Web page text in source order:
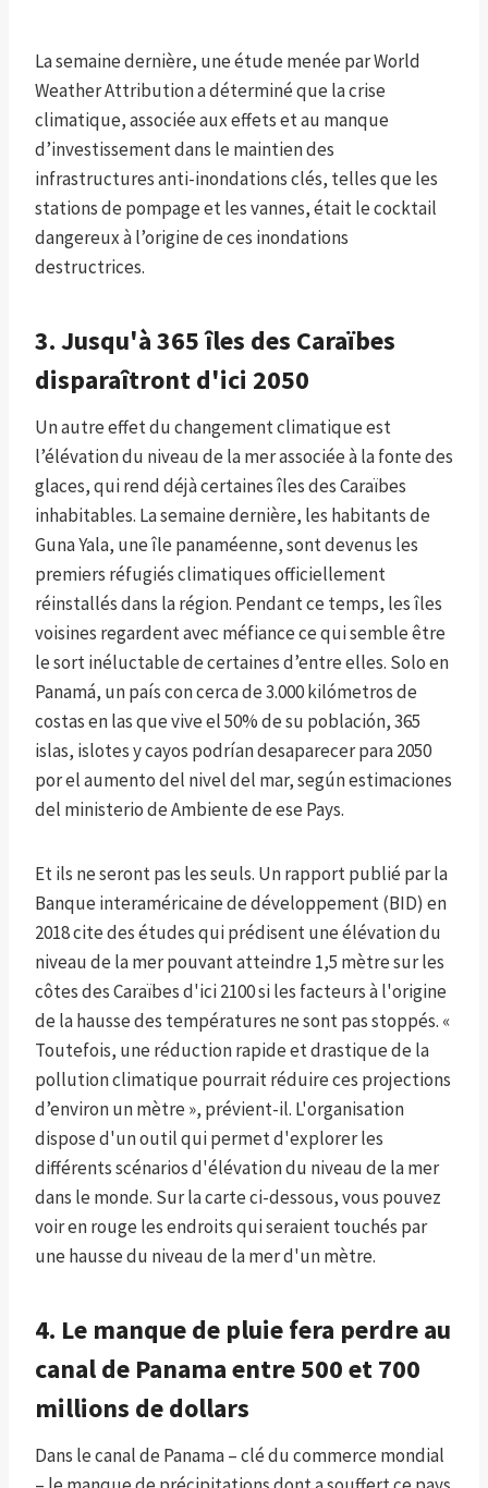
La semaine dernière, une étude menée par World
Weather Attribution a déterminé que la crise
climatique, associée aux effets et au manque
d’investissement dans le maintien des
infrastructures anti-inondations clés, telles que les
stations de pompage et les vannes, était le cocktail
dangereux à l’origine de ces inondations
destructrices.
3. Jusqu'à 365 îles des Caraïbes
disparaîtront d'ici 2050
Un autre effet du changement climatique est
l’élévation du niveau de la mer associée à la fonte des
glaces, qui rend déjà certaines îles des Caraïbes
inhabitables. La semaine dernière, les habitants de
Guna Yala, une île panaméenne, sont devenus les
premiers réfugiés climatiques officiellement
réinstallés dans la région. Pendant ce temps, les îles
voisines regardent avec méfiance ce qui semble être
le sort inéluctable de certaines d’entre elles. Solo en
Panamá, un país con cerca de 3.000 kilómetros de
costas en las que vive el 50% de su población, 365
islas, islotes y cayos podrían desaparecer para 2050
por el aumento del nivel del mar, según estimaciones
del ministerio de Ambiente de ese Pays.
Et ils ne seront pas les seuls. Un rapport publié par la
Banque interaméricaine de développement (BID) en
2018 cite des études qui prédisent une élévation du
niveau de la mer pouvant atteindre 1,5 mètre sur les
côtes des Caraïbes d'ici 2100 si les facteurs à l'origine
de la hausse des températures ne sont pas stoppés. «
Toutefois, une réduction rapide et drastique de la
pollution climatique pourrait réduire ces projections
d’environ un mètre », prévient-il. L'organisation
dispose d'un outil qui permet d'explorer les
différents scénarios d'élévation du niveau de la mer
dans le monde. Sur la carte ci-dessous, vous pouvez
voir en rouge les endroits qui seraient touchés par
une hausse du niveau de la mer d'un mètre.
4. Le manque de pluie fera perdre au
canal de Panama entre 500 et 700
millions de dollars
Dans le canal de Panama – clé du commerce mondial